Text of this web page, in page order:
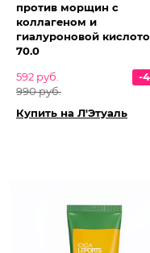
против морщин с
коллагеном и
гиалуроновой
70.0
592 руб.
990 руб.
-
Купить на Л'Этуаль